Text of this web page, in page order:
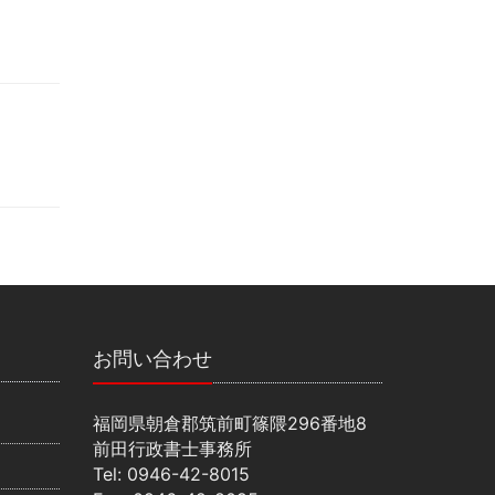
お問い合わせ
福岡県朝倉郡筑前町篠隈296番地8
前田行政書士事務所
Tel: 0946-42-8015